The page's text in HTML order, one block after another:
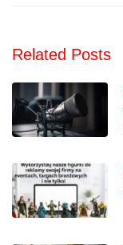
Related Posts